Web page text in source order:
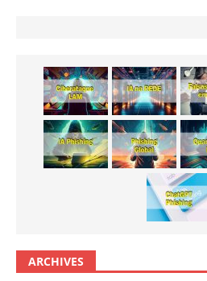
ARCHIVES